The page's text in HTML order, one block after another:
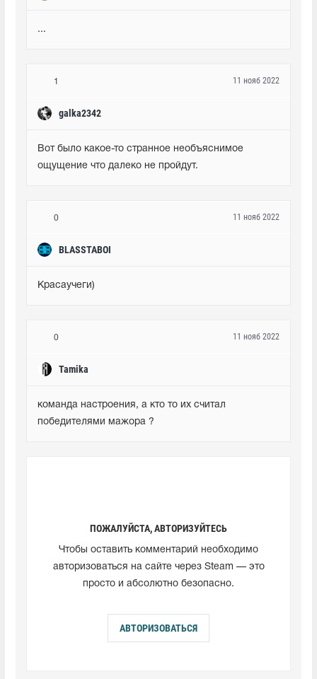
...
1
galka2342
11 нояб 2022
Вот было какое-то странное необъяснимое
ощущение что далеко не пройдут.
0
BLASSTABOI
11 нояб 2022
Красаучеги)
0
Tamika
11 нояб 2022
команда настроения, а кто то их считал
победителями мажора ?
ПОЖАЛУЙСТА, АВТОРИЗУЙТЕСЬ
Чтобы оставить комментарий необходимо
авторизоваться на сайте через Steam — это
просто и абсолютно безопасно.
АВТОРИЗОВАТЬСЯ